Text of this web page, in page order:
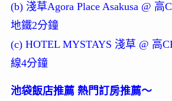
(b) 淺草Agora Place Asakusa @ 高
地鐵2分鐘
(c) HOTEL MYSTAYS 淺草 @ 高
線4分鐘
池袋飯店推薦 熱門訂房推薦～